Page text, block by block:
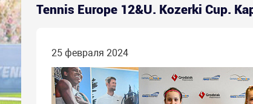
Tennis Europe 12&U. Kozerki Cup.
25 февраля 2024